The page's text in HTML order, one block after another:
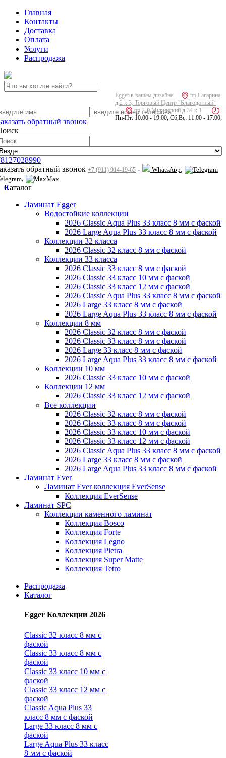
Главная
Контакты
Доставка
Оплата
Услуги
Распродажа
Egger в вашем дизайне
пр.Гагарина
д.2 к.3, Торговый Центр "Благодатный"
пр.2-й Муринский д.34 к.1
Пн-Пт: 10:00 - 19:00; Сб,Вс: 11:00 - 17:00;
обратный звонок
обратный звонок +7 (911) 914-19-65 - WhatsApp,
, Max
0
Каталог
Ламинат Egger
Водостойкие коллекции
2026 Classic Aqua Plus 33 класс 8 мм с фаской
2026 Large Aqua Plus 33 класс 8 мм с фаской
Коллекции 32 класса
2026 Classic 32 класс 8 мм с фаской
Коллекции 33 класса
2026 Classic 33 класс 8 мм с фаской
2026 Classic 33 класс 10 мм с фаской
2026 Classic 33 класс 12 мм с фаской
2026 Classic Aqua Plus 33 класс 8 мм с фаской
2026 Large 33 класс 8 мм с фаской
2026 Large Aqua Plus 33 класс 8 мм с фаской
Коллекции 8 мм
2026 Classic 32 класс 8 мм с фаской
2026 Classic 33 класс 8 мм с фаской
2026 Large 33 класс 8 мм с фаской
2026 Large Aqua Plus 33 класс 8 мм с фаской
Коллекции 10 мм
2026 Classic 33 класс 10 мм с фаской
Коллекции 12 мм
2026 Classic 33 класс 12 мм с фаской
Все коллекции
2026 Classic 32 класс 8 мм с фаской
2026 Classic 33 класс 8 мм с фаской
2026 Classic 33 класс 10 мм с фаской
2026 Classic 33 класс 12 мм с фаской
2026 Classic Aqua Plus 33 класс 8 мм с фаской
2026 Large 33 класс 8 мм с фаской
2026 Large Aqua Plus 33 класс 8 мм с фаской
Ламинат Ever
Ламинат Ever коллекция EverSense
Коллекция EverSense
Ламинат SPC
Коллекции каменного ламинат
Коллекция Bosco
Коллекция Forte
Коллекция Legno
Коллекция Pietra
Коллекция Super Matte
Коллекция Tetro
Распродажа
Каталог
Egger Коллекции 2026
Classic 32 класс 8 мм с
фаской
Classic 33 класс 8 мм с
фаской
Classic 33 класс 10 мм с
фаской
Classic 33 класс 12 мм с
фаской
Classic Aqua Plus 33
класс 8 мм с фаской
Large 33 класс 8 мм с
фаской
Large Aqua Plus 33 класс
8 мм с фаской